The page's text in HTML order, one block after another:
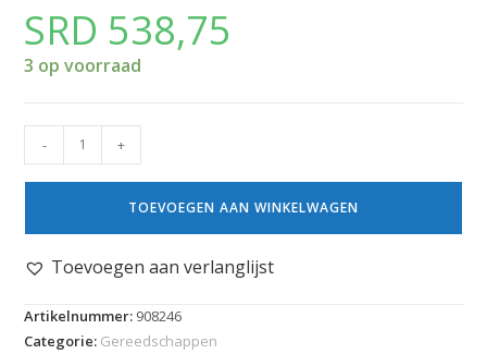
SRD 538,75
3 op voorraad
- +
TOEVOEGEN AAN WINKELWAGEN
Toevoegen aan verlanglijst
Artikelnummer: 908246
Categorie: Gereedschappen